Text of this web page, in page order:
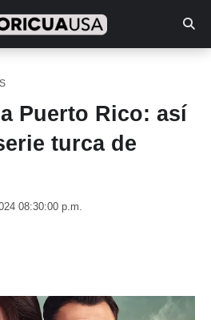
Puerto Rico: así
turca de
08:30:00 p.m.